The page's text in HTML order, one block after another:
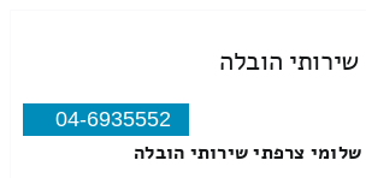
הובלה
04-6935552
שלומי צרפתי שירותי הובלה